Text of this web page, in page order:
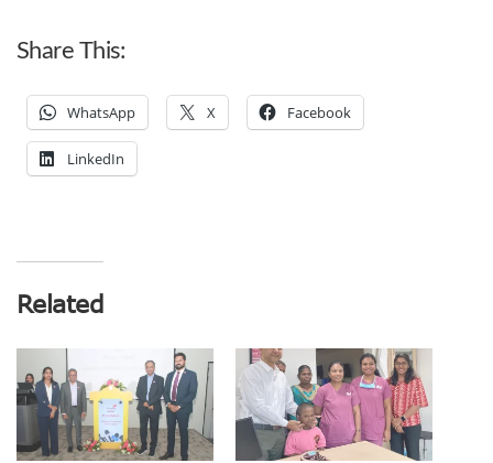
Share This:
WhatsApp X Facebook
LinkedIn
Related